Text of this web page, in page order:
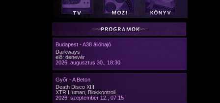
Budapest - A38 állóhajó
Darkways
elő: denevér
2026. augusztus 30., 18:30
Győr - A Beton
Death Disco XIII
XTR Human, Blokkontroll
2026. szeptember 12., 07:15